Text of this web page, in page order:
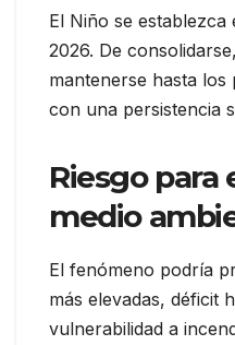
El Niño se
2026. De
mantenerse hasta los
con una persistencia
Riesgo para
medio
El fenómeno podría
más elevadas, déficit
vulnerabilidad a